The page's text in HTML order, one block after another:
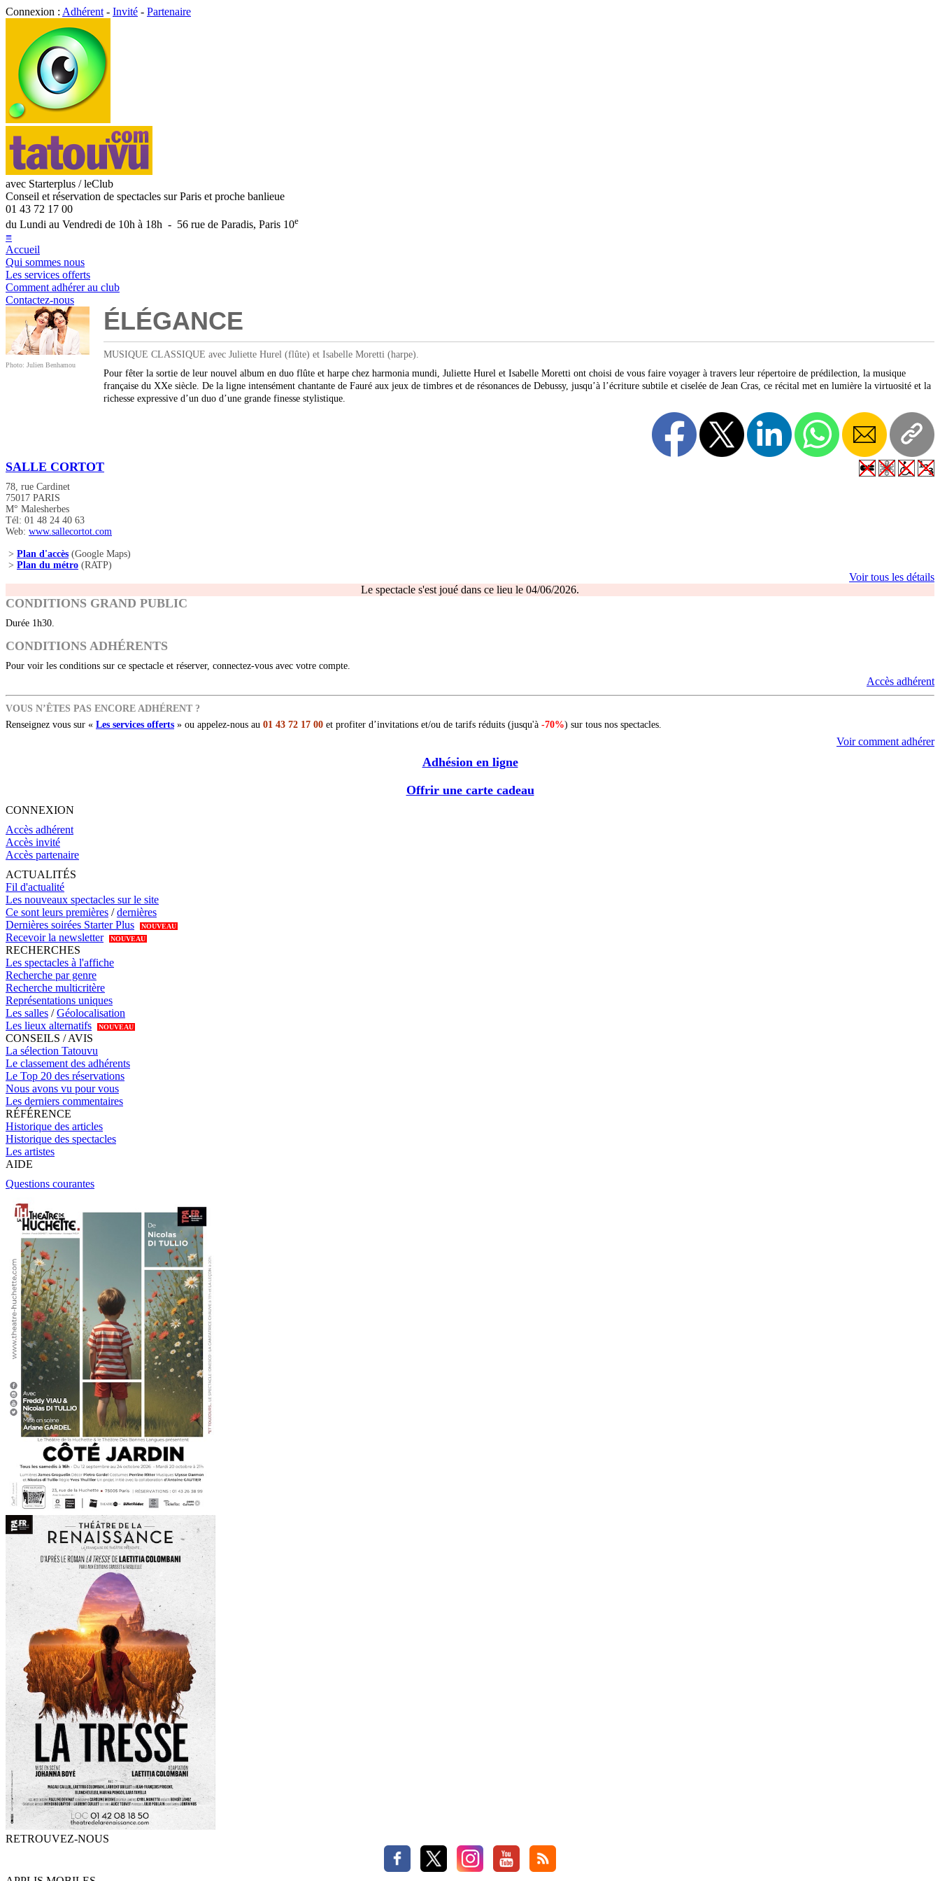
Connexion : Adhérent - Invité - Partenaire
avec Starterplus / leClub
Conseil et réservation de spectacles sur Paris et proche banlieue
01 43 72 17 00
du Lundi au Vendredi de 10h à 18h - 56 rue de Paradis, Paris 10e
≡
Accueil
Qui sommes nous
Les services offerts
Comment adhérer au club
Contactez-nous
Photo: Julien Benhamou
ÉLÉGANCE
MUSIQUE CLASSIQUE avec Juliette Hurel (flûte) et Isabelle Moretti (harpe).
Pour fêter la sortie de leur nouvel album en duo flûte et harpe chez harmonia mundi, Juliette Hurel et Isabelle Moretti ont choisi de vous faire voyager à travers leur répertoire de prédilection, la musique
française du XXe siècle. De la ligne intensément chantante de Fauré aux jeux de timbres et de résonances de Debussy, jusqu’à l’écriture subtile et ciselée de Jean Cras, ce récital met en lumière la virtuosité et la
richesse expressive d’un duo d’une grande finesse stylistique.
SALLE CORTOT
78, rue Cardinet
75017 PARIS
M° Malesherbes
Tél: 01 48 24 40 63
Web: www.sallecortot.com
> Plan d'accès (Google Maps)
> Plan du métro (RATP)
Voir tous les détails
Le spectacle s'est joué dans ce lieu le 04/06/2026.
CONDITIONS GRAND PUBLIC
Durée 1h30.
CONDITIONS ADHÉRENTS
Pour voir les conditions sur ce spectacle et réserver, connectez-vous avec votre compte.
Accès adhérent
VOUS N’ÊTES PAS ENCORE ADHÉRENT ?
Renseignez vous sur « Les services offerts » ou appelez-nous au 01 43 72 17 00 et profiter d’invitations et/ou de tarifs réduits (jusqu'à -70%) sur tous nos spectacles.
Voir comment adhérer
Adhésion en ligne
Offrir une carte cadeau
CONNEXION
Accès adhérent
Accès invité
Accès partenaire
ACTUALITÉS
Fil d'actualité
Les nouveaux spectacles sur le site
Ce sont leurs premières /dernières
Dernières soirées Starter Plus
NOUVEAU
Recevoir la newsletter NOUVEAU
RECHERCHES
Les spectacles à l'affiche
Recherche par genre
Recherche multicritère
Représentations uniques
Les salles /Géolocalisation
Les lieux alternatifs
NOUVEAU
CONSEILS / AVIS
La sélection Tatouvu
Le classement des adhérents
Le Top 20 des réservations
Nous avons vu pour vous
Les derniers commentaires
RÉFÉRENCE
Historique des articles
Historique des spectacles
Les artistes
AIDE
Questions courantes
RETROUVEZ-NOUS